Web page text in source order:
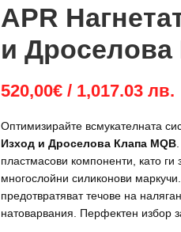
APR
и Дроселова
520,00€ / 1,017.03 лв.
Оптимизирайте всмукателната
Изход и Дроселова Клапа MQB
пластмасови компоненти, като
многослойни силиконови
предотвратяват течове на
натоварвания. Перфектен избор